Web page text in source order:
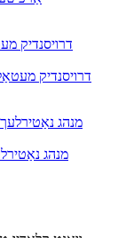
דרויסנדיק
מנהג